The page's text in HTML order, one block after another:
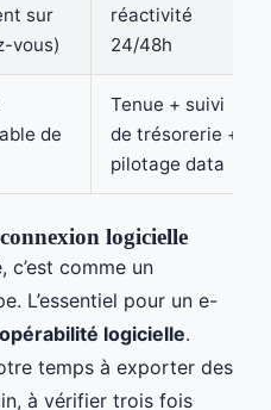
sur
vous)
réactivité
24/48h
de
Tenue + suivi
de trésorerie +
pilotage data
logicielle
c’est comme un
L’essentiel pour un e-
logicielle.
temps à exporter des
à vérifier trois fois